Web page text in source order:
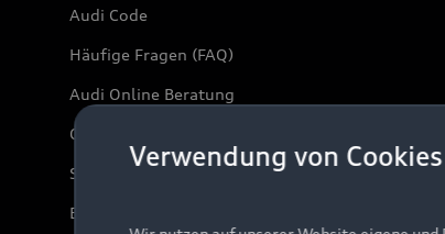
Audi Code
Häufige Fragen (FAQ)
Audi Online Beratung
Online-Terminvereinbarung
Servicekontakt
Bordbuch & Bedienungsanleitungen
Verwendung von